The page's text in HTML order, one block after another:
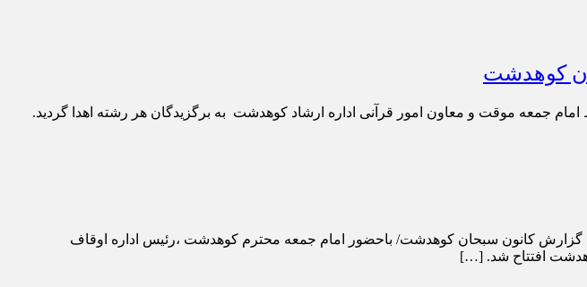
کوهدشت
جمعه موقت و معاون امور قرآنی اداره ارشاد کوهدشت به برگزیدگان هر رشته اهدا گردید.
کانون سبحان کوهدشت/ باحضور امام جمعه محترم کوهدشت ،رئیس اداره اوقاف
افتتاح شد. […]